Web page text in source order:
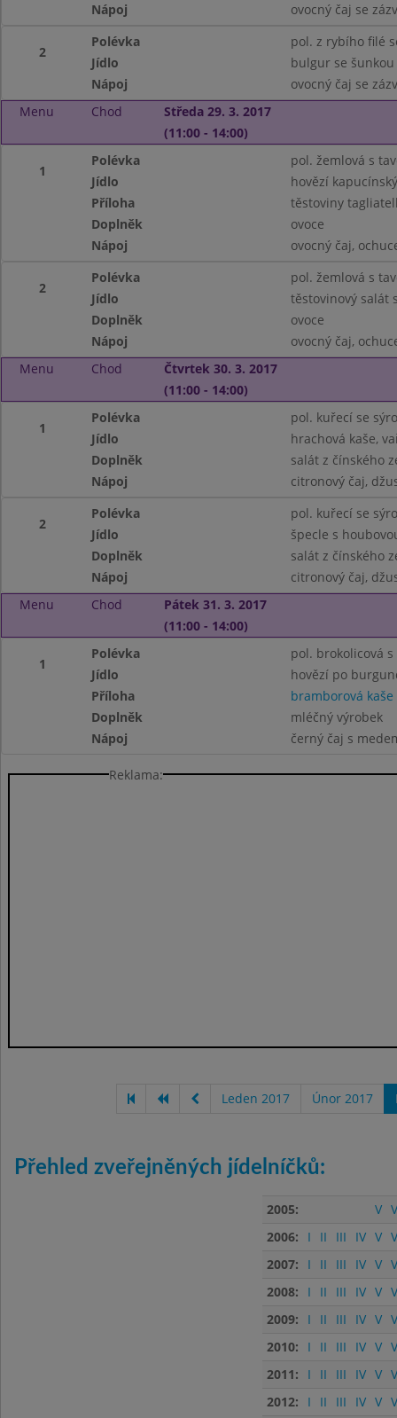
Nápoj
ovocný čaj se
2
Polévka
pol. z rybího filé
Jídlo
bulgur se
Nápoj
ovocný čaj se
Menu
Chod
Středa 29. 3. 2017
(11:00 - 14:00)
1
Polévka
pol. žemlová s
Jídlo
hovězí
Příloha
těstoviny
Doplněk
ovoce
Nápoj
ovocný čaj,
2
Polévka
pol. žemlová s
Jídlo
těstovinový salát
Doplněk
ovoce
Nápoj
ovocný čaj,
Menu
Chod
Čtvrtek 30. 3. 2017
(11:00 - 14:00)
1
Polévka
pol. kuřecí se
Jídlo
hrachová kaše,
Doplněk
salát z čínského
Nápoj
citronový čaj,
2
Polévka
pol. kuřecí se
Jídlo
špecle s
Doplněk
salát z čínského
Nápoj
citronový čaj,
Menu
Chod
Pátek 31. 3. 2017
(11:00 - 14:00)
1
Polévka
pol. brokolicová s
Jídlo
hovězí po
Příloha
bramborová kaše
Doplněk
mléčný výrobek
Nápoj
černý čaj s
Reklama:
Leden 2017 Únor 2017
Přehled zveřejněných jídelníčků:
2005: V
2006:
I II III IV V
2007:
I II III IV V
2008:
I II III IV V
2009:
I II III IV V
2010:
I II III IV V
2011:
I II III IV V
2012:
I II III IV V